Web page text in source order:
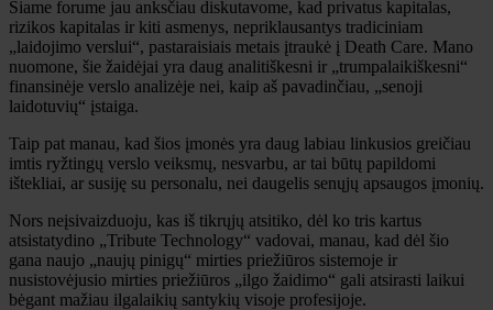
Šiame forume jau anksčiau diskutavome, kad privatus kapitalas,
rizikos kapitalas ir kiti asmenys, nepriklausantys tradiciniam
„laidojimo verslui“, pastaraisiais metais įtraukė į Death Care. Mano
nuomone, šie žaidėjai yra daug analitiškesni ir „trumpalaikiškesni“
finansinėje verslo analizėje nei, kaip aš pavadinčiau, „senoji
laidotuvių“ įstaiga.
Taip pat manau, kad šios įmonės yra daug labiau linkusios greičiau
imtis ryžtingų verslo veiksmų, nesvarbu, ar tai būtų papildomi
ištekliai, ar susiję su personalu, nei daugelis senųjų apsaugos įmonių.
Nors neįsivaizduoju, kas iš tikrųjų atsitiko, dėl ko tris kartus
atsistatydino „Tribute Technology“ vadovai, manau, kad dėl šio
gana naujo „naujų pinigų“ mirties priežiūros sistemoje ir
nusistovėjusio mirties priežiūros „ilgo žaidimo“ gali atsirasti laikui
bėgant mažiau ilgalaikių santykių visoje profesijoje.